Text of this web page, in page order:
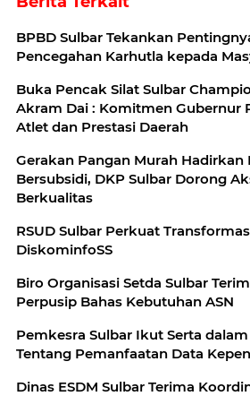
BPBD Sulbar Tekankan
Pencegahan Karhutla kepada
Buka Pencak Silat Sulbar
Akram Dai : Komitmen Gubernur
Atlet dan Prestasi Daerah
Gerakan Pangan Murah Hadirkan
Bersubsidi, DKP Sulbar Dorong
Berkualitas
RSUD Sulbar Perkuat
DiskominfoSS
Biro Organisasi Setda Sulbar
Perpusip Bahas Kebutuhan ASN
Pemkesra Sulbar Ikut Serta dalam
Tentang Pemanfaatan Data
Dinas ESDM Sulbar Terima